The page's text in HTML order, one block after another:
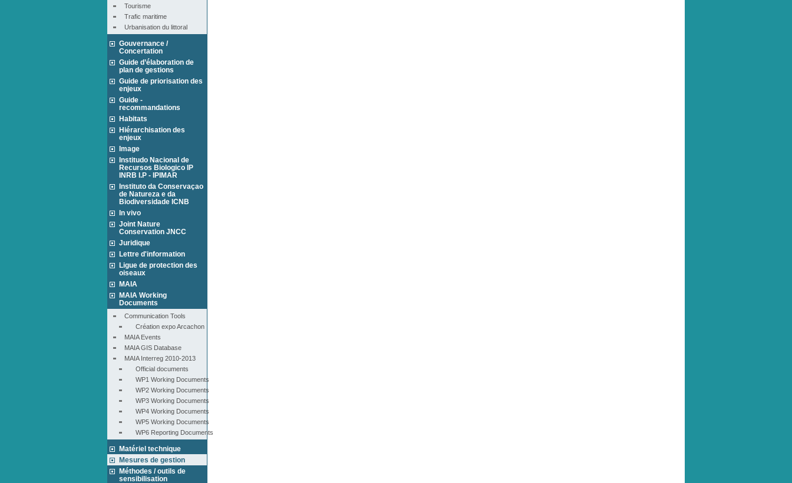
Tourisme
Trafic maritime
Urbanisation du littoral
Gouvernance /
Concertation
Guide d’élaboration de
plan de gestions
Guide de priorisation des
enjeux
Guide -
recommandations
Habitats
Hiérarchisation des
enjeux
Image
Institudo Nacional de
Recursos Biologico IP
INRB I.P - IPIMAR
Instituto da Conservaçao
de Natureza e da
Biodiversidade ICNB
In vivo
Joint Nature
Conservation JNCC
Juridique
Lettre d'information
Ligue de protection des
oiseaux
MAIA
MAIA Working
Documents
Communication Tools
Création expo Arcachon
MAIA Events
MAIA GIS Database
MAIA Interreg 2010-2013
Official documents
WP1 Working Documents
WP2 Working Documents
WP3 Working Documents
WP4 Working Documents
WP5 Working Documents
WP6 Reporting Documents
Matériel technique
Mesures de gestion
Méthodes / outils de
sensibilisation